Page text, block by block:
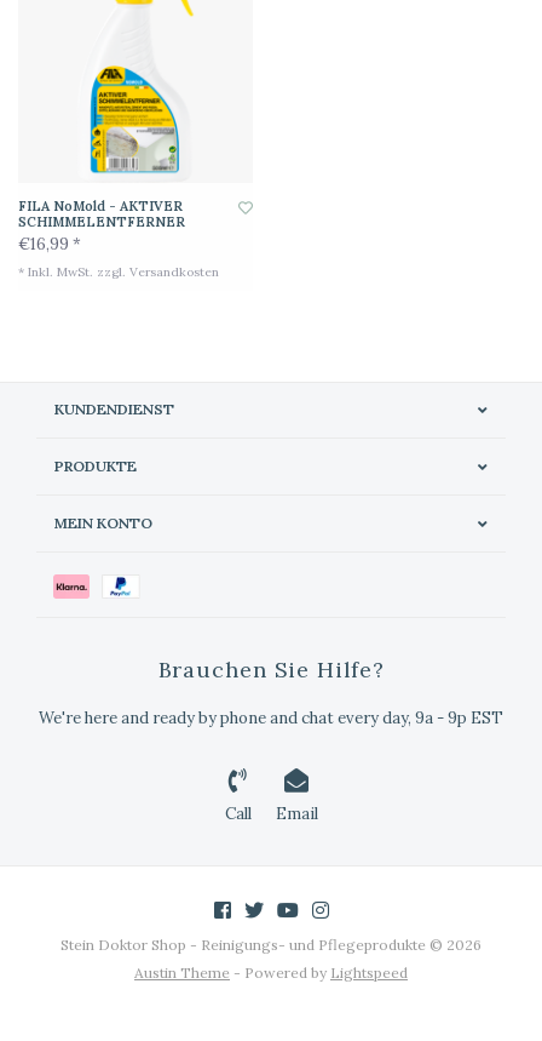
FILA NoMold - AKTIVER
SCHIMMELENTFERNER
€16,99 *
* Inkl. MwSt. zzgl. Versandkosten
KUNDENDIENST
PRODUKTE
MEIN KONTO
Brauchen Sie Hilfe?
We're here and ready by phone and chat every day, 9a - 9p EST
Call Email
Stein Doktor Shop - Reinigungs- und Pflegeprodukte © 2026
Austin Theme - Powered by Lightspeed